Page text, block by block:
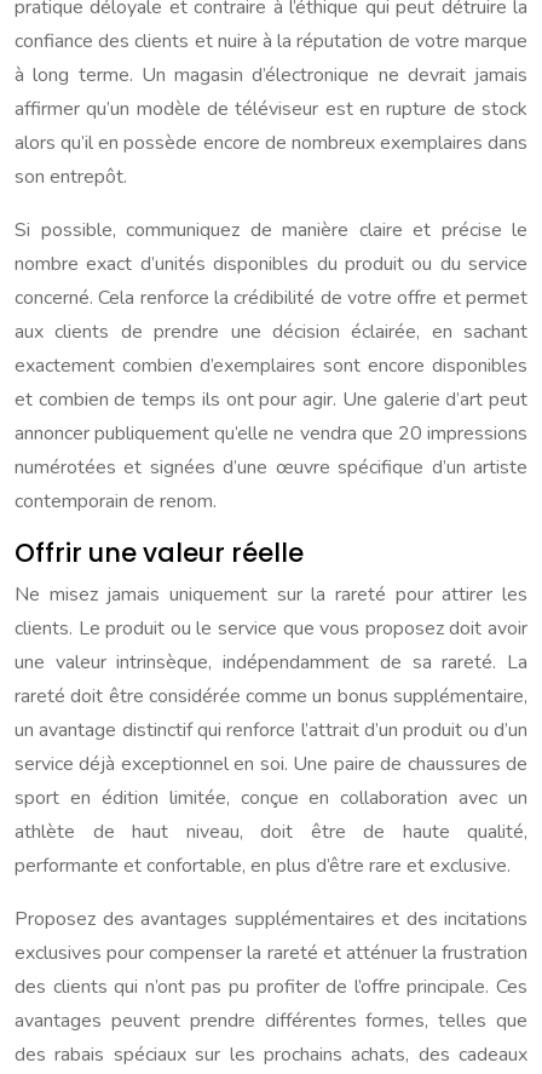
pratique déloyale et contraire à l’éthique qui peut détruire la
confiance des clients et nuire à la réputation de votre marque
à long terme. Un magasin d’électronique ne devrait jamais
affirmer qu’un modèle de téléviseur est en rupture de stock
alors qu’il en possède encore de nombreux exemplaires dans
son entrepôt.
Si possible, communiquez de manière claire et précise le
nombre exact d’unités disponibles du produit ou du service
concerné. Cela renforce la crédibilité de votre offre et permet
aux clients de prendre une décision éclairée, en sachant
exactement combien d’exemplaires sont encore disponibles
et combien de temps ils ont pour agir. Une galerie d’art peut
annoncer publiquement qu’elle ne vendra que 20 impressions
numérotées et signées d’une œuvre spécifique d’un artiste
contemporain de renom.
Offrir une valeur réelle
Ne misez jamais uniquement sur la rareté pour attirer les
clients. Le produit ou le service que vous proposez doit avoir
une valeur intrinsèque, indépendamment de sa rareté. La
rareté doit être considérée comme un bonus supplémentaire,
un avantage distinctif qui renforce l’attrait d’un produit ou d’un
service déjà exceptionnel en soi. Une paire de chaussures de
sport en édition limitée, conçue en collaboration avec un
athlète de haut niveau, doit être de haute qualité,
performante et confortable, en plus d’être rare et exclusive.
Proposez des avantages supplémentaires et des incitations
exclusives pour compenser la rareté et atténuer la frustration
des clients qui n’ont pas pu profiter de l’offre principale. Ces
avantages peuvent prendre différentes formes, telles que
des rabais spéciaux sur les prochains achats, des cadeaux